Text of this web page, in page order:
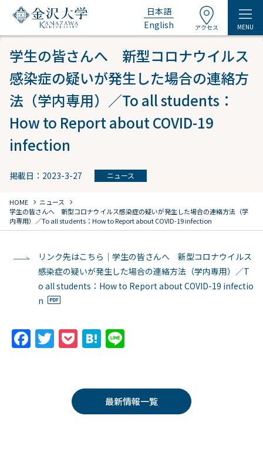
日本語
English
アクセス MENU
学生の皆さんへ 新型コロナウイルス
感染症の疑いが発生した場合の連絡方
法（学内専用）／To all students：
How to Report about COVID-19
infection
掲載日：2023-3-27 ニュース
HOME chevron_right ニュース chevron_right
学生の皆さんへ 新型コロナウイルス感染症の疑いが発生した場合の連絡方法（学
内専用）／To all students：How to Report about COVID-19 infection
リンク先はこちら｜学生の皆さんへ 新型コロナウイルス
感染症の疑いが発生した場合の連絡方法（学内専用）／T
o all students：How to Report about COVID-19 infectio
n
F T
er
P
k
et
H
n
a
最新情報一覧